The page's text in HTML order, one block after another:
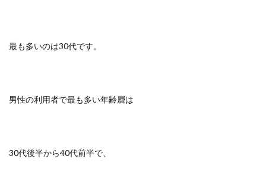
最も多いのは30代です。
男性の利用者で最も多い年齢層は
30代後半から40代前半で、